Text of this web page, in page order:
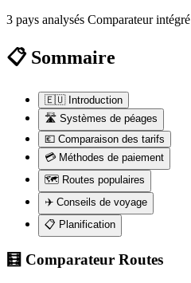
3 pays analysés Comparateur intégré
📋 Sommaire
🇪🇺 Introduction
🛣️ Systèmes de péages
💶 Comparaison des tarifs
💳 Méthodes de paiement
🗺️ Routes populaires
✈️ Conseils de voyage
📋 Planification
🧮 Comparateur Routes